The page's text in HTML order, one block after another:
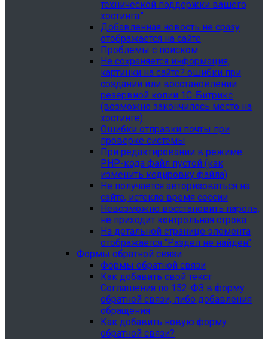
технической поддержки вашего
хостинга."
Добавленная новость не сразу
отображается на сайте
Проблемы с поиском
Не сохраняется информация,
картинки на сайте? ошибки при
создании или восстановлении
резервной копии 1С-Битрикс
(возможно закончилось место на
хостинге)
Ошибки отправки почты при
проверке системы
При редактировании в режиме
PHP-кода файл пустой (как
изменить кодировку файла)
Не получается авторизоваться на
сайте, истекло время сессии
Невозможно восстановить пароль,
не приходит контрольная строка
На детальной странице элемента
отображается "Раздел не найден"
Формы обратной связи
Формы обратной связи
Как добавить свой текст
Соглашения по 152-ФЗ в форму
обратной связи, либо добавления
обращения
Как добавить новую форму
обратной связи?